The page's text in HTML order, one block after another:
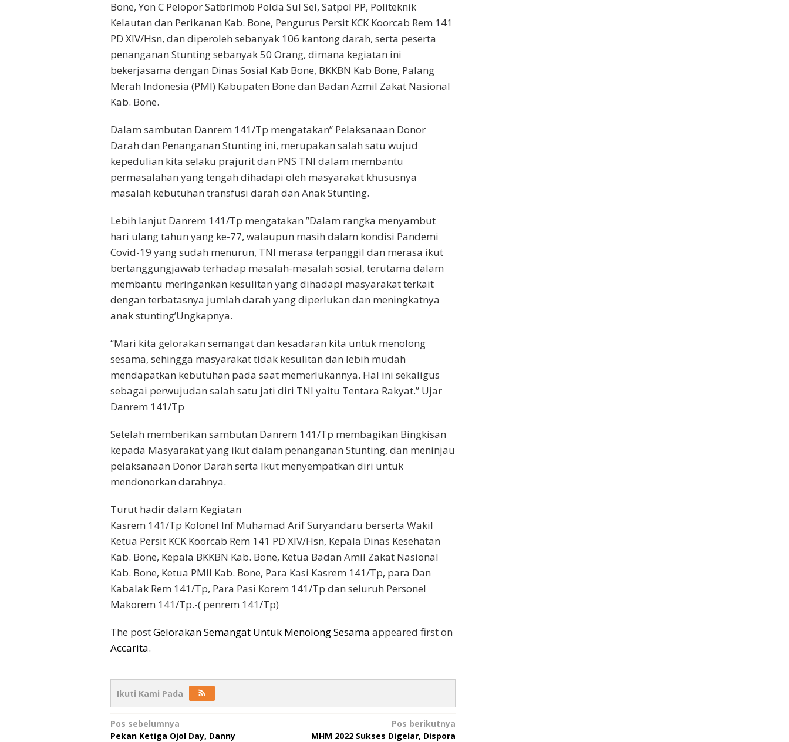
Bone, Yon C Pelopor Satbrimob Polda Sul Sel, Satpol PP, Politeknik
Kelautan dan Perikanan Kab. Bone, Pengurus Persit KCK Koorcab Rem 141
PD XIV/Hsn, dan diperoleh sebanyak 106 kantong darah, serta peserta
penanganan Stunting sebanyak 50 Orang, dimana kegiatan ini
bekerjasama dengan Dinas Sosial Kab Bone, BKKBN Kab Bone, Palang
Merah Indonesia (PMI) Kabupaten Bone dan Badan Azmil Zakat Nasional
Kab. Bone.
Dalam sambutan Danrem 141/Tp mengatakan” Pelaksanaan Donor
Darah dan Penanganan Stunting ini, merupakan salah satu wujud
kepedulian kita selaku prajurit dan PNS TNI dalam membantu
permasalahan yang tengah dihadapi oleh masyarakat khususnya
masalah kebutuhan transfusi darah dan Anak Stunting.
Lebih lanjut Danrem 141/Tp mengatakan ”Dalam rangka menyambut
hari ulang tahun yang ke-77, walaupun masih dalam kondisi Pandemi
Covid-19 yang sudah menurun, TNI merasa terpanggil dan merasa ikut
bertanggungjawab terhadap masalah-masalah sosial, terutama dalam
membantu meringankan kesulitan yang dihadapi masyarakat terkait
dengan terbatasnya jumlah darah yang diperlukan dan meningkatnya
anak stunting’Ungkapnya.
“Mari kita gelorakan semangat dan kesadaran kita untuk menolong
sesama, sehingga masyarakat tidak kesulitan dan lebih mudah
mendapatkan kebutuhan pada saat memerlukannya. Hal ini sekaligus
sebagai perwujudan salah satu jati diri TNI yaitu Tentara Rakyat.” Ujar
Danrem 141/Tp
Setelah memberikan sambutan Danrem 141/Tp membagikan Bingkisan
kepada Masyarakat yang ikut dalam penanganan Stunting, dan meninjau
pelaksanaan Donor Darah serta Ikut menyempatkan diri untuk
mendonorkan darahnya.
Turut hadir dalam Kegiatan
Kasrem 141/Tp Kolonel Inf Muhamad Arif Suryandaru berserta Wakil
Ketua Persit KCK Koorcab Rem 141 PD XIV/Hsn, Kepala Dinas Kesehatan
Kab. Bone, Kepala BKKBN Kab. Bone, Ketua Badan Amil Zakat Nasional
Kab. Bone, Ketua PMII Kab. Bone, Para Kasi Kasrem 141/Tp, para Dan
Kabalak Rem 141/Tp, Para Pasi Korem 141/Tp dan seluruh Personel
Makorem 141/Tp.-( penrem 141/Tp)
The postGelorakan Semangat Untuk Menolong Sesama appeared first on
Accarita.
Ikuti Kami Pada
Navigasi
Pos sebelumnya
Pekan Ketiga Ojol Day, Danny
Pos berikutnya
MHM 2022 Sukses Digelar, Dispora